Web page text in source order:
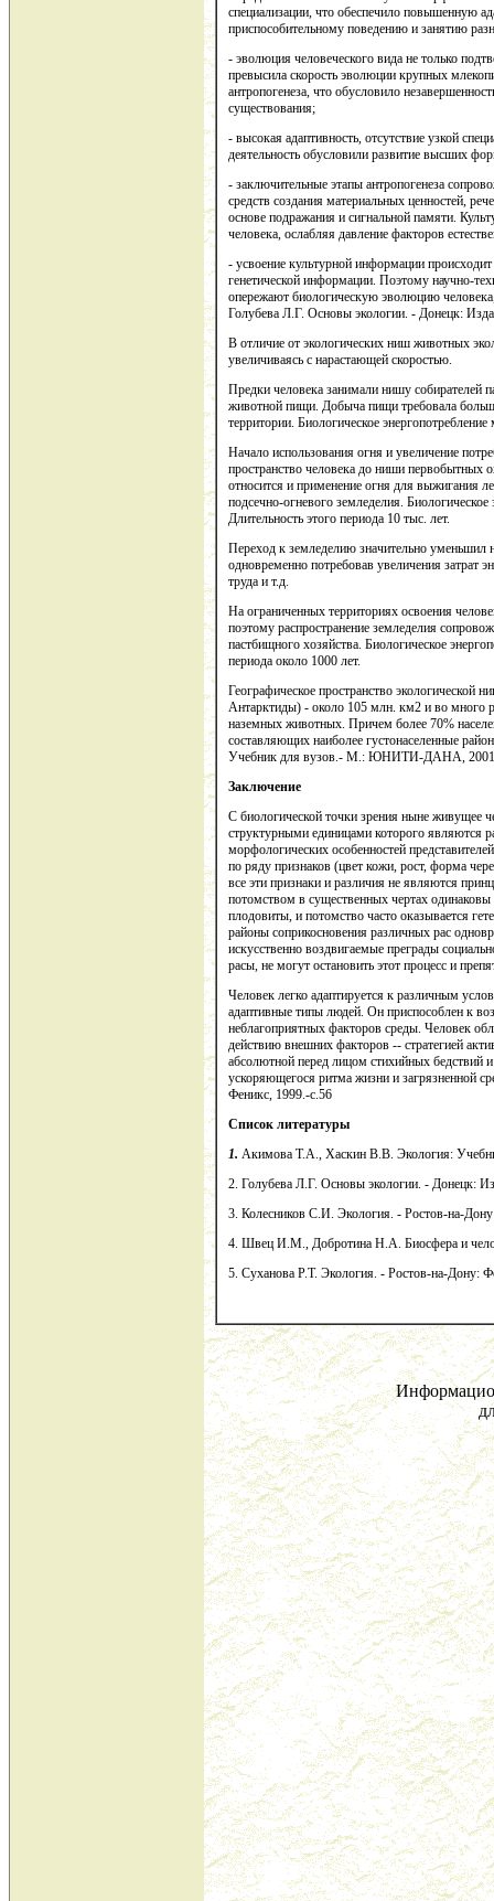
специализации, что обеспечило повышенную
приспособительному поведению и занятию
- эволюция человеческого вида не только
превысила скорость эволюции крупных
антропогенеза, что обусловило
существования;
- высокая адаптивность, отсутствие узкой
деятельность обусловили развитие высших
- заключительные этапы антропогенеза
средств создания материальных ценностей,
основе подражания и сигнальной памяти.
человека, ослабляя давление факторов
- усвоение культурной информации
генетической информации. Поэтому научно-
опережают биологическую эволюцию
Голубева Л.Г. Основы экологии. - Донецк:
В отличие от экологических ниш животных
увеличиваясь с нарастающей скоростью.
Предки человека занимали нишу собирателей
животной пищи. Добыча пищи требовала
территории. Биологическое
Начало использования огня и увеличение
пространство человека до ниши первобытных
относится и применение огня для выжигания
подсечно-огневого земледелия.
Длительность этого периода 10 тыс. лет.
Переход к земледелию значительно
одновременно потребовав увеличения затрат
труда и т.д.
На ограниченных территориях освоения
поэтому распространение земледелия
пастбищного хозяйства. Биологическое
периода около 1000 лет.
Географическое пространство экологической
Антарктиды) - около 105 млн. км2 и во много
наземных животных. Причем более 70%
составляющих наиболее густонаселенные
Учебник для вузов.- М.: ЮНИТИ-ДАНА,
Заключение
С биологической точки зрения ныне живущее
структурными единицами которого являются
морфологических особенностей
по ряду признаков (цвет кожи, рост, форма
все эти признаки и различия не являются
потомством в существенных чертах
плодовиты, и потомство часто оказывается
районы соприкосновения различных рас
искусственно воздвигаемые преграды
расы, не могут остановить этот процесс и
Человек легко адаптируется к различным
адаптивные типы людей. Он приспособлен к
неблагоприятных факторов среды. Человек
действию внешних факторов -- стратегией
абсолютной перед лицом стихийных бедствий
ускоряющегося ритма жизни и загрязненной
Феникс, 1999.-с.56
Список литературы
1. Акимова Т.А., Хаскин В.В. Экология:
2. Голубева Л.Г. Основы экологии. - Донецк:
3. Колесников С.И. Экология. - Ростов-на-
4. Швец И.М., Добротина Н.А. Биосфера и
5. Суханова Р.Т. Экология. - Ростов-на-Дону: